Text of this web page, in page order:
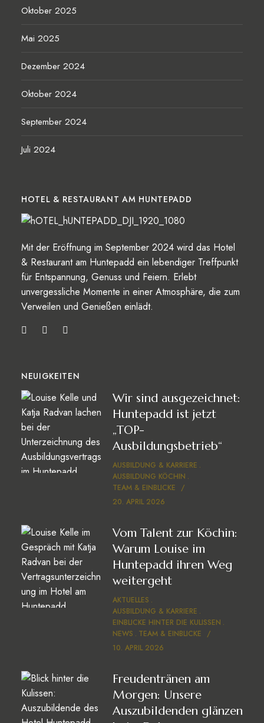
Oktober 2025
Mai 2025
Dezember 2024
Oktober 2024
September 2024
Juli 2024
HOTEL & RESTAURANT AM HUNTEPADD
Mit der Eröffnung im September 2024 wird das Hotel
& Restaurant am Huntepadd ein lebendiger Treffpunkt
für Entspannung, Genuss und Feiern. Erlebt
unvergessliche Momente in einer Atmosphäre, die zum
Verweilen und Genießen einlädt.
NEUIGKEITEN
Wir sind ausgezeichnet:
Huntepadd ist jetzt
„TOP-
Ausbildungsbetrieb“
AUSBILDUNG & KARRIERE
AUSBILDUNG KÖCHIN
TEAM & EINBLICKE
20. APRIL 2026
Vom Talent zur Köchin:
Warum Louise im
Huntepadd ihren Weg
weitergeht
AKTUELLES
AUSBILDUNG & KARRIERE
EINBLICKE HINTER DIE KULISSEN
NEWS
TEAM & EINBLICKE
10. APRIL 2026
Freudentränen am
Morgen: Unsere
Auszubildenden glänzen